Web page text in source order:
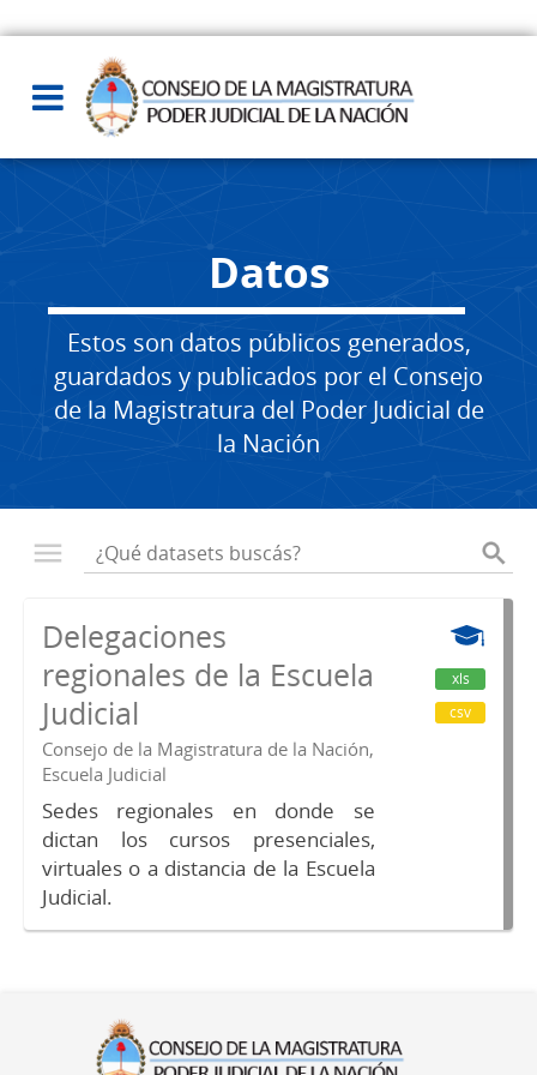
Datos
Estos son datos públicos generados,
guardados y publicados por el Consejo
de la Magistratura del Poder Judicial de
la Nación
Delegaciones
regionales de la Escuela
Judicial
Consejo de la Magistratura de la Nación,
Escuela Judicial
Sedes regionales en donde se
dictan los cursos presenciales,
virtuales o a distancia de la Escuela
Judicial.
xls
csv